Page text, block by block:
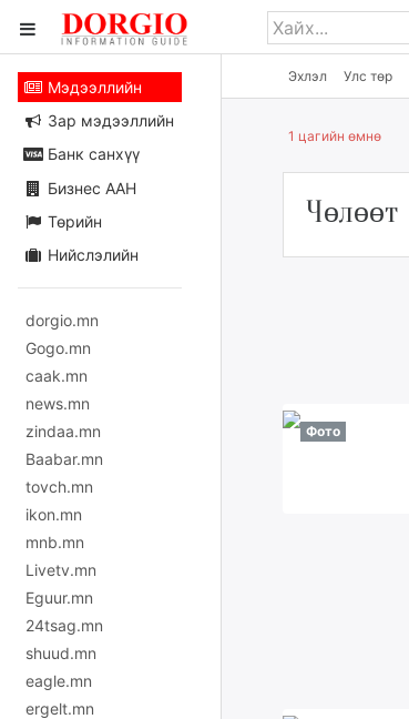
Эхлэл Улс төр
Мэдээллийн
Зар мэдээллийн
Банк санхүү
Бизнес ААН
Төрийн
Нийслэлийн
dorgio.mn
Gogo.mn
caak.mn
news.mn
zindaa.mn
Baabar.mn
tovch.mn
ikon.mn
mnb.mn
Livetv.mn
Eguur.mn
24tsag.mn
shuud.mn
eagle.mn
ergelt.mn
1 цагийн өмнө
Чөлөөт
Фото